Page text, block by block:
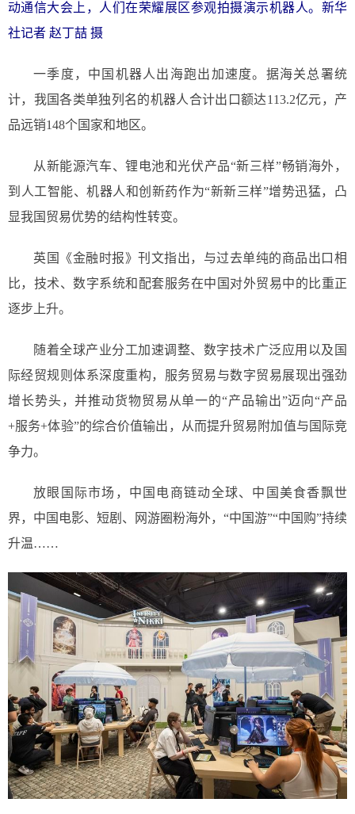
动通信大会上，人们在荣耀展区参观拍摄演示机器人。新华
社记者 赵丁喆 摄
一季度，中国机器人出海跑出加速度。据海关总署统
计，我国各类单独列名的机器人合计出口额达113.2亿元，产
品远销148个国家和地区。
从新能源汽车、锂电池和光伏产品“新三样”畅销海外，
到人工智能、机器人和创新药作为“新新三样”增势迅猛，凸
显我国贸易优势的结构性转变。
英国《金融时报》刊文指出，与过去单纯的商品出口相
比，技术、数字系统和配套服务在中国对外贸易中的比重正
逐步上升。
随着全球产业分工加速调整、数字技术广泛应用以及国
际经贸规则体系深度重构，服务贸易与数字贸易展现出强劲
增长势头，并推动货物贸易从单一的“产品输出”迈向“产品
+服务+体验”的综合价值输出，从而提升贸易附加值与国际竞
争力。
放眼国际市场，中国电商链动全球、中国美食香飘世
界，中国电影、短剧、网游圈粉海外，“中国游”“中国购”持续
升温……